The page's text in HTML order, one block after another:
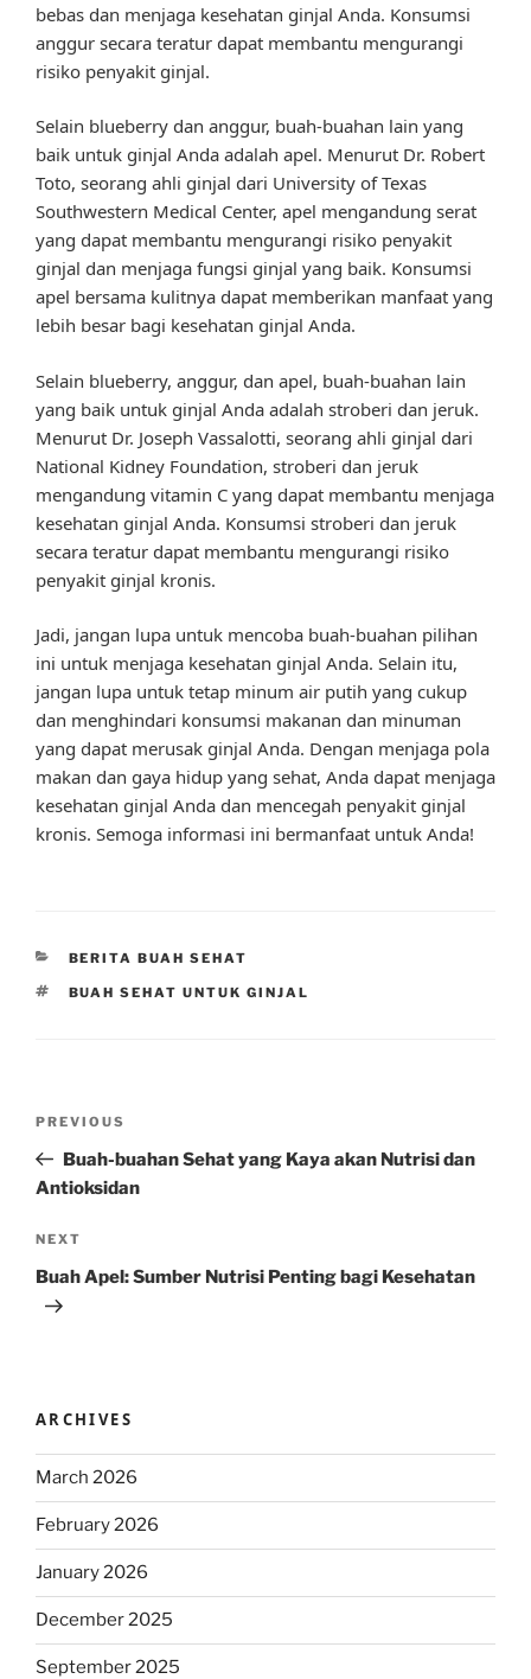
bebas dan menjaga kesehatan ginjal Anda. Konsumsi
anggur secara teratur dapat membantu mengurangi
risiko penyakit ginjal.
Selain blueberry dan anggur, buah-buahan lain yang
baik untuk ginjal Anda adalah apel. Menurut Dr. Robert
Toto, seorang ahli ginjal dari University of Texas
Southwestern Medical Center, apel mengandung serat
yang dapat membantu mengurangi risiko penyakit
ginjal dan menjaga fungsi ginjal yang baik. Konsumsi
apel bersama kulitnya dapat memberikan manfaat yang
lebih besar bagi kesehatan ginjal Anda.
Selain blueberry, anggur, dan apel, buah-buahan lain
yang baik untuk ginjal Anda adalah stroberi dan jeruk.
Menurut Dr. Joseph Vassalotti, seorang ahli ginjal dari
National Kidney Foundation, stroberi dan jeruk
mengandung vitamin C yang dapat membantu menjaga
kesehatan ginjal Anda. Konsumsi stroberi dan jeruk
secara teratur dapat membantu mengurangi risiko
penyakit ginjal kronis.
Jadi, jangan lupa untuk mencoba buah-buahan pilihan
ini untuk menjaga kesehatan ginjal Anda. Selain itu,
jangan lupa untuk tetap minum air putih yang cukup
dan menghindari konsumsi makanan dan minuman
yang dapat merusak ginjal Anda. Dengan menjaga pola
makan dan gaya hidup yang sehat, Anda dapat menjaga
kesehatan ginjal Anda dan mencegah penyakit ginjal
kronis. Semoga informasi ini bermanfaat untuk Anda!
CATEGORIES
BERITA BUAH SEHAT
TAGS
BUAH SEHAT UNTUK GINJAL
Previous
Post
PREVIOUS
Buah-buahan Sehat yang Kaya akan Nutrisi dan
Antioksidan
Next
Post
NEXT
Buah Apel: Sumber Nutrisi Penting bagi Kesehatan
ARCHIVES
March 2026
February 2026
January 2026
December 2025
September 2025